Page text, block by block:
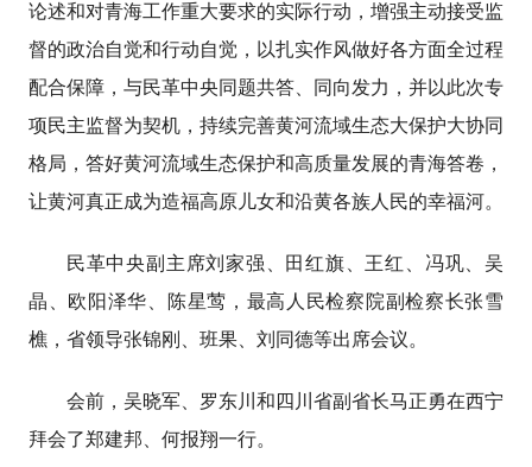
论述和对青海工作重大要求的实际行动，增强主动接受监
督的政治自觉和行动自觉，以扎实作风做好各方面全过程
配合保障，与民革中央同题共答、同向发力，并以此次专
项民主监督为契机，持续完善黄河流域生态大保护大协同
格局，答好黄河流域生态保护和高质量发展的青海答卷，
让黄河真正成为造福高原儿女和沿黄各族人民的幸福河。
民革中央副主席刘家强、田红旗、王红、冯巩、吴
晶、欧阳泽华、陈星莺，最高人民检察院副检察长张雪
樵，省领导张锦刚、班果、刘同德等出席会议。
会前，吴晓军、罗东川和四川省副省长马正勇在西宁
拜会了郑建邦、何报翔一行。